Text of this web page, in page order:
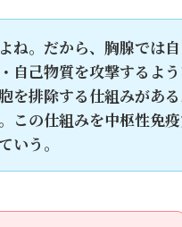
ね。 だから、胸腺では
自己物質を攻撃するよ
を排除する仕組みがあ
この仕組みを中枢性免
いう。